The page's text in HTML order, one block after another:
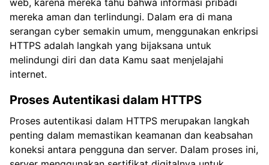
web, karena mereka tahu bahwa informasi pribadi
mereka aman dan terlindungi. Dalam era di mana
serangan cyber semakin umum, menggunakan enkripsi
HTTPS adalah langkah yang bijaksana untuk
melindungi diri dan data Kamu saat menjelajahi
internet.
Proses Autentikasi dalam HTTPS
Proses autentikasi dalam HTTPS merupakan langkah
penting dalam memastikan keamanan dan keabsahan
koneksi antara pengguna dan server. Dalam proses ini,